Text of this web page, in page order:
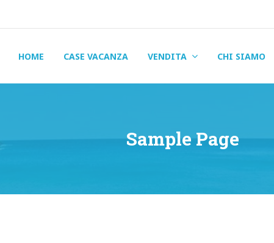
HOME CASE VACANZA VENDITA CHI SIAMO
Sample Page